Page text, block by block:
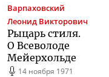
Варпаховский
Леонид Викторович
Рыцарь стиля.
О Всеволоде
Мейерхольде
14 ноября 1971